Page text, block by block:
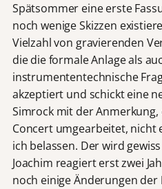
Spätsommer eine erste
noch wenige Skizzen
Vielzahl von gravierenden
die die formale Anlage als
instrumententechnische
akzeptiert und schickt eine
Simrock mit der Anmerkung,
Concert umgearbeitet, nicht
ich belassen. Der wird
Joachim reagiert erst zwei
noch einige Änderungen